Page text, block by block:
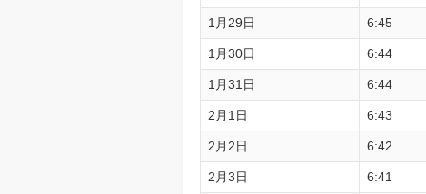
1月29日 6:45
1月30日 6:44
1月31日 6:44
2月1日 6:43
2月2日 6:42
2月3日 6:41